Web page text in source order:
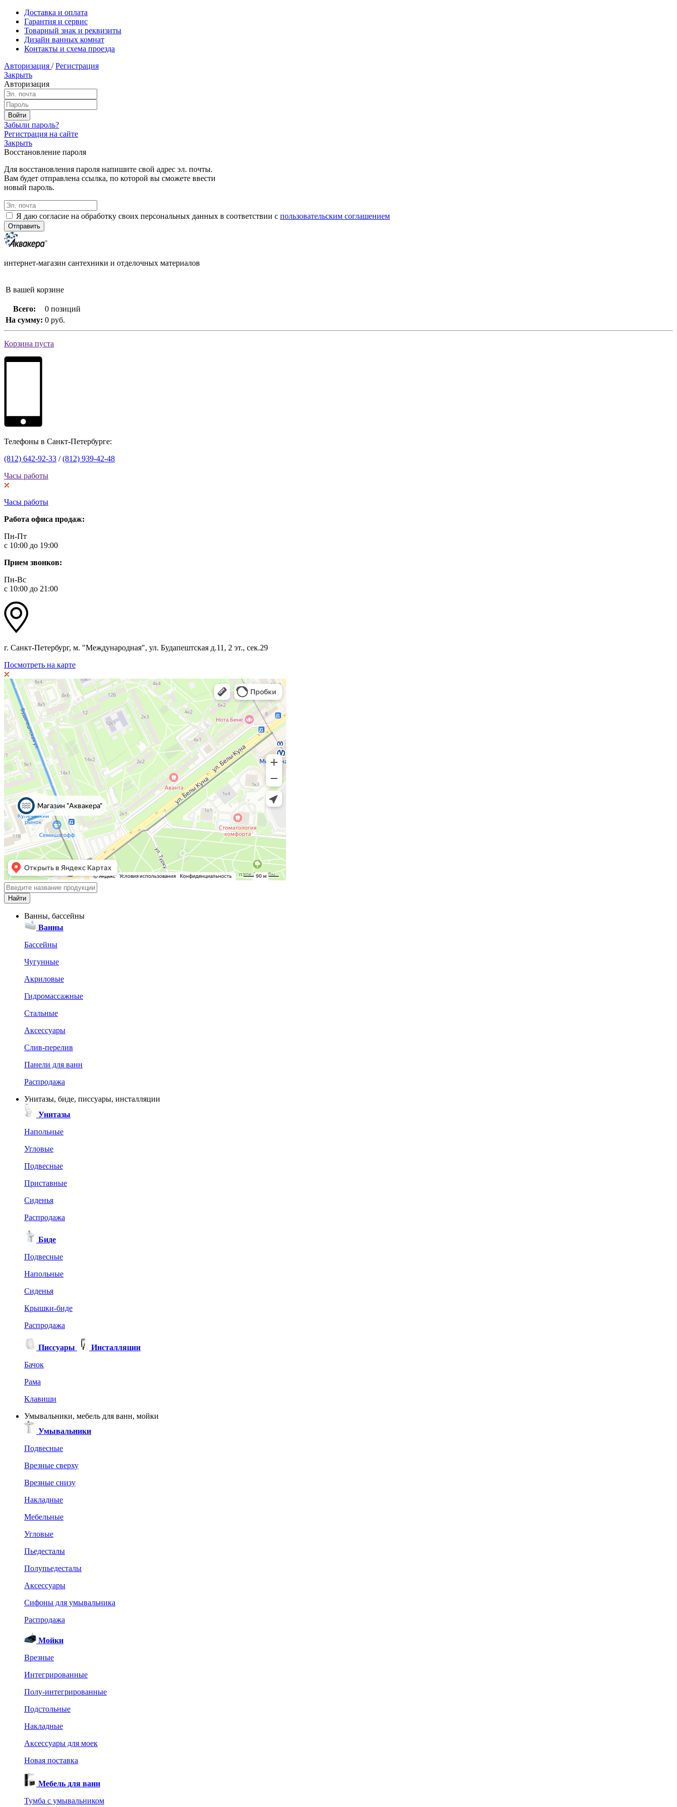
Доставка и оплата
Гарантия и сервис
Товарный знак и реквизиты
Дизайн ванных комнат
Контакты и схема проезда
Авторизация / Регистрация
Закрыть
Авторизация
Забыли пароль?
Регистрация на сайте
Закрыть
Восстановление пароля
Для восстановления пароля напишите свой адрес эл. почты.
Вам будет отправлена ссылка, по которой вы сможете ввести
новый пароль.
Я даю согласие на обработку своих персональных данных в соответствии с пользовательским соглашением
интернет-магазин сантехники и отделочных материалов
В вашей корзине
Всего:
0 позиций
На сумму: 0 руб.
Корзина пуста
Телефоны в Санкт-Петербурге:
(812) 642-92-33 /(812) 939-42-48
Часы работы
Часы работы
Работа офиса продаж:
Пн-Пт
с 10:00 до 19:00
Прием звонков:
Пн-Вс
с 10:00 до 21:00
г. Санкт-Петербург, м. "Международная", ул. Будапештская д.11, 2 эт., сек.29
Посмотреть на карте
Ванны, бассейны
Ванны
Бассейны
Чугунные
Акриловые
Гидромассажные
Стальные
Аксессуары
Слив-перелив
Панели для ванн
Распродажа
Унитазы, биде, писсуары, инсталляции
Унитазы
Напольные
Угловые
Подвесные
Приставные
Сиденья
Распродажа
Биде
Подвесные
Напольные
Сиденья
Крышки-биде
Распродажа
Писсуары
Инсталляции
Бачок
Рама
Клавиши
Умывальники, мебель для ванн, мойки
Умывальники
Подвесные
Врезные сверху
Врезные снизу
Накладные
Мебельные
Угловые
Пьедесталы
Полупьедесталы
Аксессуары
Сифоны для умывальника
Распродажа
Мойки
Врезные
Интегрированные
Полу-интегрированные
Подстольные
Накладные
Аксессуары для моек
Новая поставка
Мебель для ванн
Тумба с умывальником